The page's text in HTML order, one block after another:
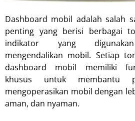
Dashboard mobil adalah salah
penting yang berisi berbagai
indikator yang
mengendalikan mobil. Setiap
dashboard mobil memiliki
khusus untuk membantu
mengoperasikan mobil dengan
aman, dan nyaman.